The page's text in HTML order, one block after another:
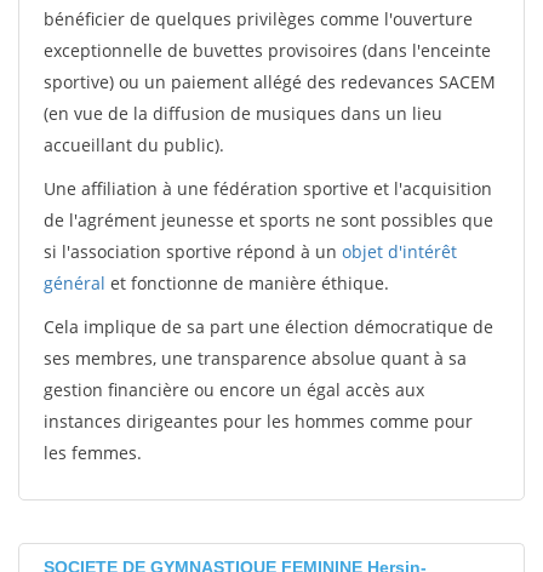
bénéficier de quelques privilèges comme l'ouverture
exceptionnelle de buvettes provisoires (dans l'enceinte
sportive) ou un paiement allégé des redevances SACEM
(en vue de la diffusion de musiques dans un lieu
accueillant du public).
Une affiliation à une fédération sportive et l'acquisition
de l'agrément jeunesse et sports ne sont possibles que
si l'association sportive répond à un objet d'intérêt
général et fonctionne de manière éthique.
Cela implique de sa part une élection démocratique de
ses membres, une transparence absolue quant à sa
gestion financière ou encore un égal accès aux
instances dirigeantes pour les hommes comme pour
les femmes.
SOCIETE DE GYMNASTIQUE FEMININE Hersin-